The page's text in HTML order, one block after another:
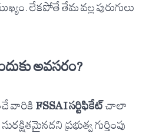
లేకపోతే తేమ వల్ల పురుగులు
అవసరం?
వారికి FSSAI సర్టిఫికేట్చాలా
ప్రభుత్వ గుర్తింపు